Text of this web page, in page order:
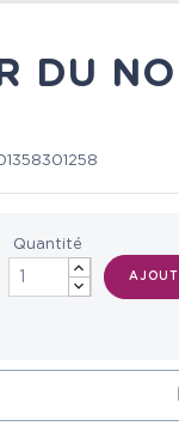
DU
Quantité